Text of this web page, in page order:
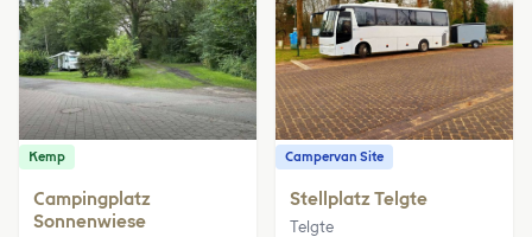
Kemp
Campingplatz
Sonnenwiese
Campervan Site
Stellplatz Telgte
Telgte